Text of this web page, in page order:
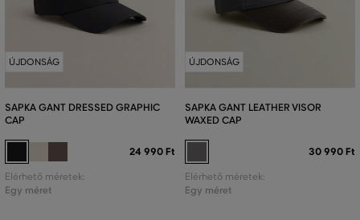
ÚJDONSÁG
SAPKA GANT DRESSED GRAPHIC
CAP
24 990 Ft
Elérhető méretek:
Egy méret
ÚJDONSÁG
SAPKA GANT LEATHER VISOR
WAXED CAP
30 990 Ft
Elérhető méretek:
Egy méret